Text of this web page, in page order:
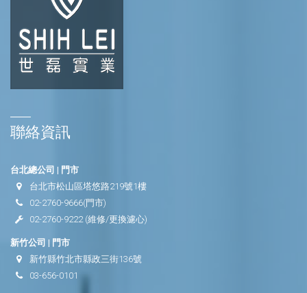
聯絡資訊
台北總公司 | 門市
台北市松山區塔悠路219號1樓
02-2760-9666(門市)
02-2760-9222(維修/更換濾心)
新竹公司 | 門市
新竹縣竹北市縣政三街136號
03-656-0101